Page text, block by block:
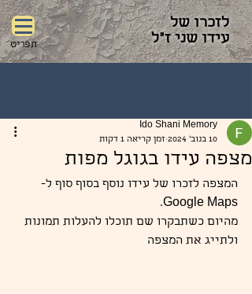
תפריט
לזכרו של
עידו שני ז"ל
מצפה עידו בגוגל מפות
Ido Shani Memory
10 בנוב׳ 2024
זמן קריאה 1 דקות
המצפה לזכרו של עידו נוסף בסוף סוף ל-
Google Maps.
מהיום כשתבקרו שם תוכלו להעלות תמונות
ולתייג את המצפה